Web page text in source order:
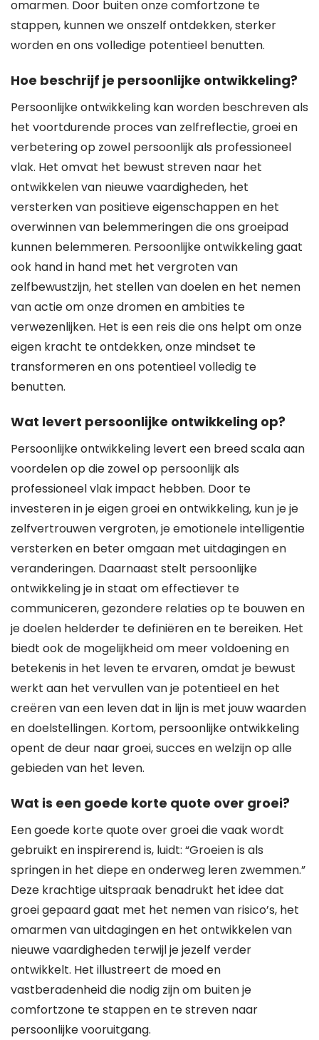
omarmen. Door buiten onze comfortzone te
stappen, kunnen we onszelf ontdekken, sterker
worden en ons volledige potentieel benutten.
Hoe beschrijf je persoonlijke ontwikkeling?
Persoonlijke ontwikkeling kan worden beschreven als
het voortdurende proces van zelfreflectie, groei en
verbetering op zowel persoonlijk als professioneel
vlak. Het omvat het bewust streven naar het
ontwikkelen van nieuwe vaardigheden, het
versterken van positieve eigenschappen en het
overwinnen van belemmeringen die ons groeipad
kunnen belemmeren. Persoonlijke ontwikkeling gaat
ook hand in hand met het vergroten van
zelfbewustzijn, het stellen van doelen en het nemen
van actie om onze dromen en ambities te
verwezenlijken. Het is een reis die ons helpt om onze
eigen kracht te ontdekken, onze mindset te
transformeren en ons potentieel volledig te
benutten.
Wat levert persoonlijke ontwikkeling op?
Persoonlijke ontwikkeling levert een breed scala aan
voordelen op die zowel op persoonlijk als
professioneel vlak impact hebben. Door te
investeren in je eigen groei en ontwikkeling, kun je je
zelfvertrouwen vergroten, je emotionele intelligentie
versterken en beter omgaan met uitdagingen en
veranderingen. Daarnaast stelt persoonlijke
ontwikkeling je in staat om effectiever te
communiceren, gezondere relaties op te bouwen en
je doelen helderder te definiëren en te bereiken. Het
biedt ook de mogelijkheid om meer voldoening en
betekenis in het leven te ervaren, omdat je bewust
werkt aan het vervullen van je potentieel en het
creëren van een leven dat in lijn is met jouw waarden
en doelstellingen. Kortom, persoonlijke ontwikkeling
opent de deur naar groei, succes en welzijn op alle
gebieden van het leven.
Wat is een goede korte quote over groei?
Een goede korte quote over groei die vaak wordt
gebruikt en inspirerend is, luidt: “Groeien is als
springen in het diepe en onderweg leren zwemmen.”
Deze krachtige uitspraak benadrukt het idee dat
groei gepaard gaat met het nemen van risico’s, het
omarmen van uitdagingen en het ontwikkelen van
nieuwe vaardigheden terwijl je jezelf verder
ontwikkelt. Het illustreert de moed en
vastberadenheid die nodig zijn om buiten je
comfortzone te stappen en te streven naar
persoonlijke vooruitgang.